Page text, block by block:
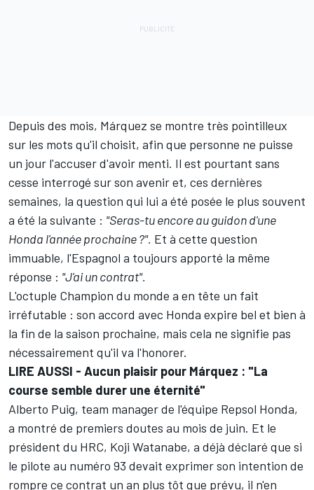
Depuis des mois, Márquez se montre très pointilleux
sur les mots qu'il choisit, afin que personne ne puisse
un jour l'accuser d'avoir menti. Il est pourtant sans
cesse interrogé sur son avenir et, ces dernières
semaines, la question qui lui a été posée le plus souvent
a été la suivante : "Seras-tu encore au guidon d'une
Honda l'année prochaine ?". Et à cette question
immuable, l'Espagnol a toujours apporté la même
réponse : "J'ai un contrat".
L'octuple Champion du monde a en tête un fait
irréfutable : son accord avec Honda expire bel et bien à
la fin de la saison prochaine, mais cela ne signifie pas
nécessairement qu'il va l'honorer.
LIRE AUSSI - Aucun plaisir pour Márquez : "La
course semble durer une éternité"
Alberto Puig, team manager de l'équipe Repsol Honda,
a montré de premiers doutes au mois de juin. Et le
président du HRC, Koji Watanabe, a déjà déclaré que si
le pilote au numéro 93 devait exprimer son intention de
rompre ce contrat un an plus tôt que prévu, il n'en